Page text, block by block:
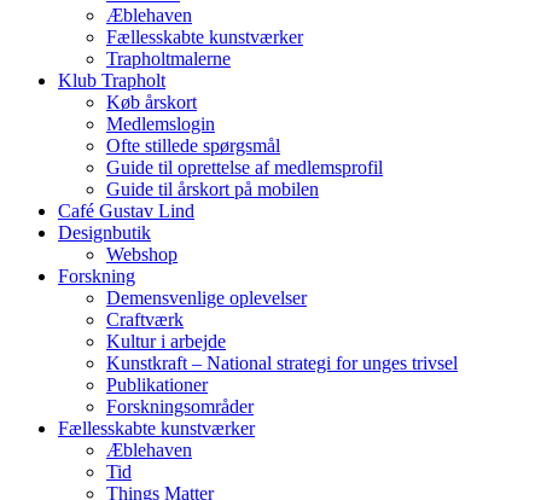
Æblehaven
Fællesskabte kunstværker
Trapholtmalerne
Klub Trapholt
Køb årskort
Medlemslogin
Ofte stillede spørgsmål
Guide til oprettelse af medlemsprofil
Guide til årskort på mobilen
Café Gustav Lind
Designbutik
Webshop
Forskning
Demensvenlige oplevelser
Craftværk
Kultur i arbejde
Kunstkraft – National strategi for unges trivsel
Publikationer
Forskningsområder
Fællesskabte kunstværker
Æblehaven
Tid
Things Matter